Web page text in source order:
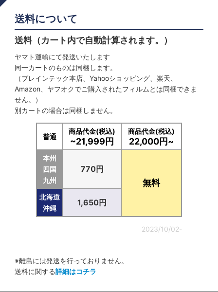
送料について
送料（カート内で自動計算されます。）
ヤマト運輸にて発送いたします
同一カートのものは同梱します。
（ブレインテック本店、Yahooショッピング、楽天、
Amazon、ヤフオクでご購入されたフィルムとは同梱できま
せん。）
別カートの場合は同梱しません。
普通
商品代金(税込)
~21,999円
商品代金(税込)
22,000円~
本州
四国
九州
770円
無料
北海道
沖縄
1,650円
2023/10/02-
※離島には発送を行っておりません。
送料に関する詳細はコチラ